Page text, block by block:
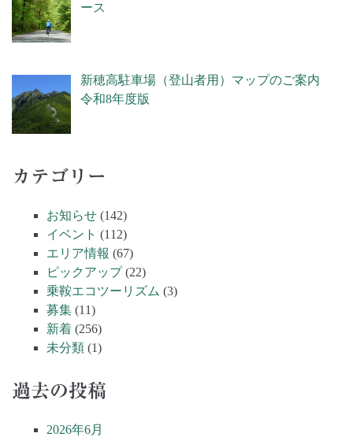
ース
新穂高駐車場（登山者用）マップのご案内
令和8年度版
カテゴリー
お知らせ (142)
イベント (112)
エリア情報 (67)
ピックアップ(22)
乗鞍エコツーリズム (3)
募集 (11)
新着 (256)
未分類 (1)
過去の投稿
2026年6月